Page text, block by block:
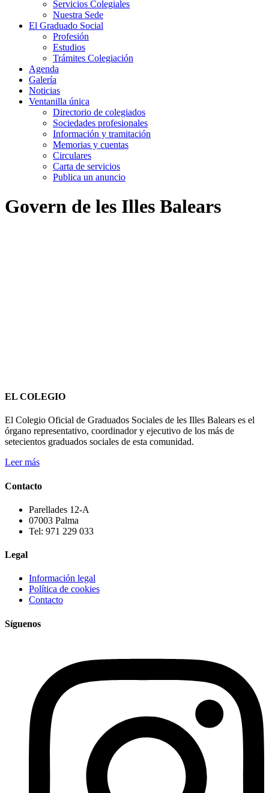
Servicios Colegiales
Nuestra Sede
El Graduado Social
Profesión
Estudios
Trámites Colegiación
Agenda
Galería
Noticias
Ventanilla única
Directorio de colegiados
Sociedades profesionales
Información y tramitación
Memorias y cuentas
Circulares
Carta de servicios
Publica un anuncio
Govern de les Illes Balears
EL COLEGIO
El Colegio Oficial de Graduados Sociales de les Illes Balears es el
órgano representativo, coordinador y ejecutivo de los más de
setecientos graduados sociales de esta comunidad.
Leer más
Contacto
Parellades 12-A
07003 Palma
Tel: 971 229 033
Legal
Información legal
Política de cookies
Contacto
Síguenos